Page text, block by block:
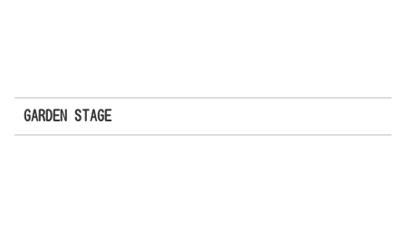
GARDEN STAGE